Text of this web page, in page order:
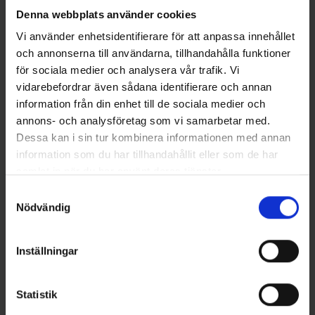
Denna webbplats använder cookies
Vi använder enhetsidentifierare för att anpassa innehållet
och annonserna till användarna, tillhandahålla funktioner
för sociala medier och analysera vår trafik. Vi
vidarebefordrar även sådana identifierare och annan
information från din enhet till de sociala medier och
annons- och analysföretag som vi samarbetar med.
Dessa kan i sin tur kombinera informationen med annan
information som du har tillhandahållit eller som de har
Nödvändig
Inställningar
Statistik
Andra gillade även
Kinetic
109 kr